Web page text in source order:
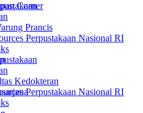
Perpustakaan Nasional RI
Kedokteran
Corner
Prancis
Perpustakaan Nasional RI